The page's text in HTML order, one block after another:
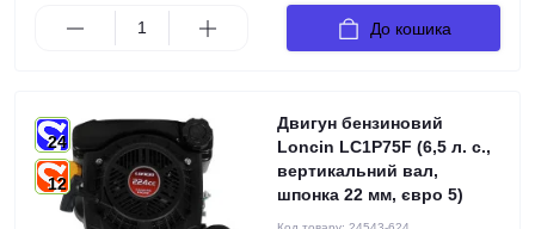
До кошика
24
12
Двигун бензиновий
Loncin LC1Р75F (6,5 л. с.,
вертикальний вал,
шпонка 22 мм, євро 5)